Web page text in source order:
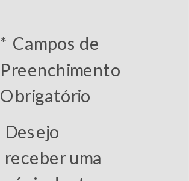
* Campos de
Preenchimento
Obrigatório
Desejo
receber uma